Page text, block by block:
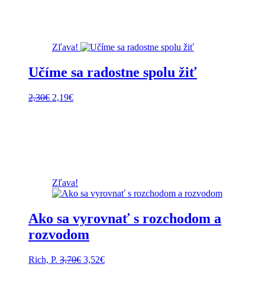
Zľava!
Učíme sa radostne spolu žiť
2,30€ Pôvodná
2,19€Aktuálna
Zľava!
Ako sa vyrovnať s rozchodom a
rozvodom
Rich, P. 3,70€ Pôvodná
3,52€Aktuálna